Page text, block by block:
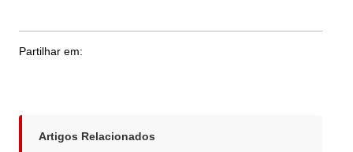
Partilhar em:
Artigos Relacionados